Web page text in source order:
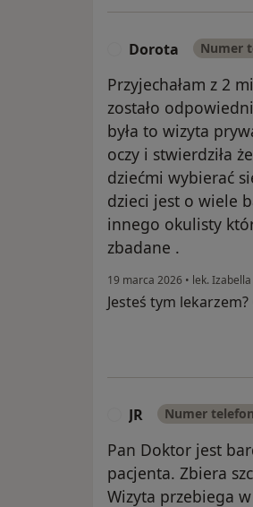
Dorota Numer
Przyjechałam z 2
zostało
była to wizyta
oczy i stwierdziła
dziećmi wybierać
dzieci jest o wiele
innego okulisty
zbadane .
19 marca 2026 • lek.
Jesteś tym
JR Numer
Pan Doktor jest
pacjenta. Zbiera
Wizyta przebiega